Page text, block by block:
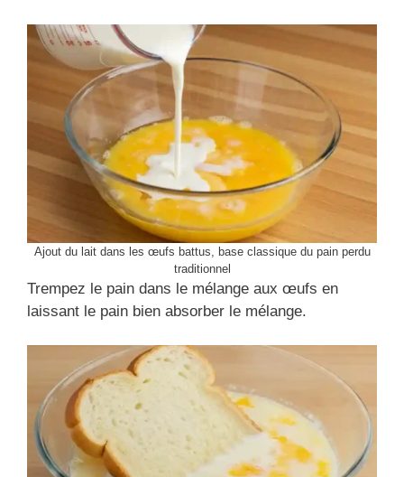
Ajout du lait dans les œufs battus, base classique du pain perdu
traditionnel
Trempez le pain dans le mélange aux œufs en
laissant le pain bien absorber le mélange.